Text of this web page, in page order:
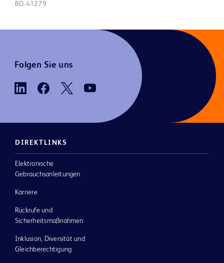
BD-41279
Folgen Sie uns
DIREKTLINKS
Elektronische
Gebrauchsanleitungen
Karriere
Rückrufe und
Sicherheitsmaßnahmen
Inklusion, Diversität und
Gleichberechtigung